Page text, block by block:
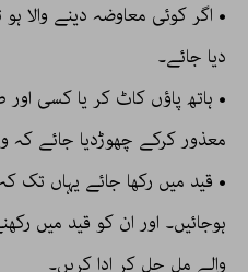
• اگر کوئی معاوضہ دینے والا
دیا جائے۔
• ہاتھ پاؤں کاٹ کر یا کسی
معذور کرکے چھوڑدیا جائے کہ
• قید میں رکھا جائے یہاں تک
ہوجائیں۔ اور ان کو قید میں
والے مل جل کر ادا کریں۔